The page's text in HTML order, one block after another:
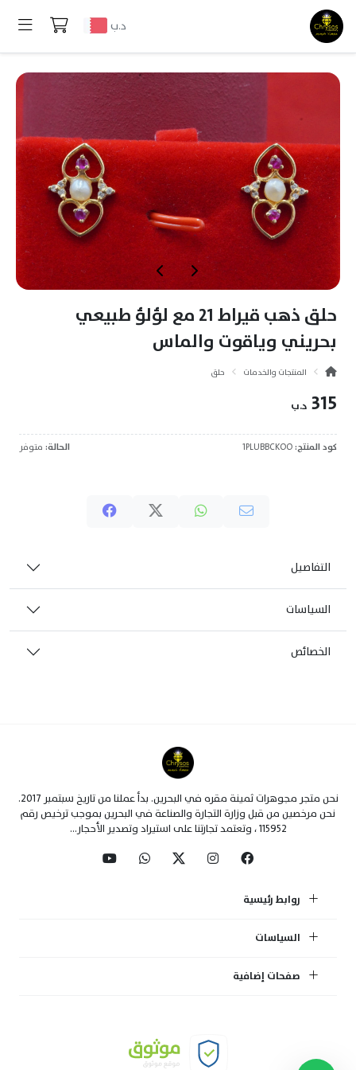
د.ب
حلق ذهب قيراط 21 مع لؤلؤ طبيعي
بحريني وياقوت والماس
المنتجات والخدمات حلق
315 د.ب
كود المنتج: الحالة: متوفر
التفاصيل
السياسات
الخصائص
نحن متجر مجوهرات ثمينة مقره في البحرين. بدأ عملنا من تاريخ سبتمبر 2017.
نحن مرخصين من قبل وزارة التجارة والصناعة في البحرين بموجب ترخيص رقم
115952 ، وتعتمد تجارتنا على استيراد وتصدير الأحجار...
روابط رئيسية
السياسات
صفحات إضافية